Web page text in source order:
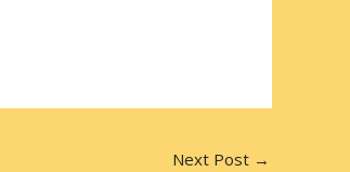
Next Post →